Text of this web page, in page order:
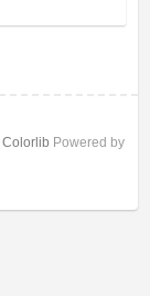
Colorlib Powered by